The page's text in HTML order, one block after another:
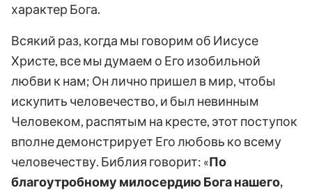
характер Бога.
Всякий раз, когда мы говорим об Иисусе
Христе, все мы думаем о Его изобильной
любви к нам; Он лично пришел в мир, чтобы
искупить человечество, и был невинным
Человеком, распятым на кресте, этот поступок
вполне демонстрирует Его любовь ко всему
человечеству. Библия говорит: «По
благоутробному милосердию Бога нашего,